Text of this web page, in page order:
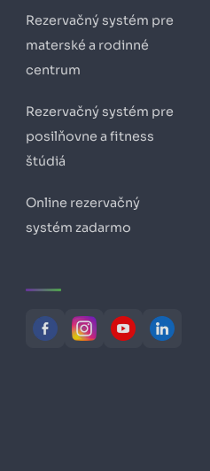
Rezervačný systém pre
materské a rodinné
centrum
Rezervačný systém pre
posilňovne a fitness
štúdiá
Online rezervačný
systém zadarmo